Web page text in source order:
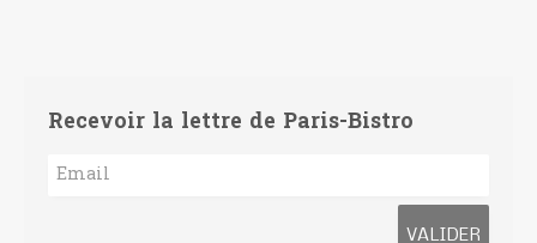
Recevoir la lettre de Paris-Bistro